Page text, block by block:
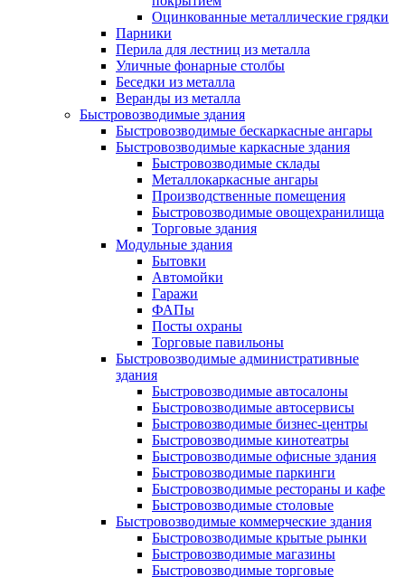
Оцинкованные металлические грядки
Парники
Перила для лестниц из металла
Уличные фонарные столбы
Беседки из металла
Веранды из металла
Быстровозводимые здания
Быстровозводимые бескаркасные ангары
Быстровозводимые каркасные здания
Быстровозводимые склады
Металлокаркасные ангары
Производственные помещения
Быстровозводимые овощехранилища
Торговые здания
Модульные здания
Бытовки
Автомойки
Гаражи
ФАПы
Посты охраны
Торговые павильоны
Быстровозводимые административные
здания
Быстровозводимые автосалоны
Быстровозводимые автосервисы
Быстровозводимые бизнес-центры
Быстровозводимые кинотеатры
Быстровозводимые офисные здания
Быстровозводимые паркинги
Быстровозводимые рестораны и кафе
Быстровозводимые столовые
Быстровозводимые коммерческие здания
Быстровозводимые крытые рынки
Быстровозводимые магазины
Быстровозводимые торговые